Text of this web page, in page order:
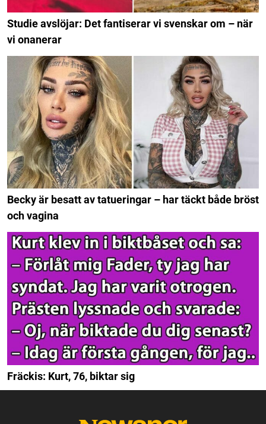
Studie avslöjar: Det fantiserar vi svenskar om – när
vi onanerar
Becky är besatt av tatueringar – har täckt både bröst
och vagina
Fräckis: Kurt, 76, biktar sig